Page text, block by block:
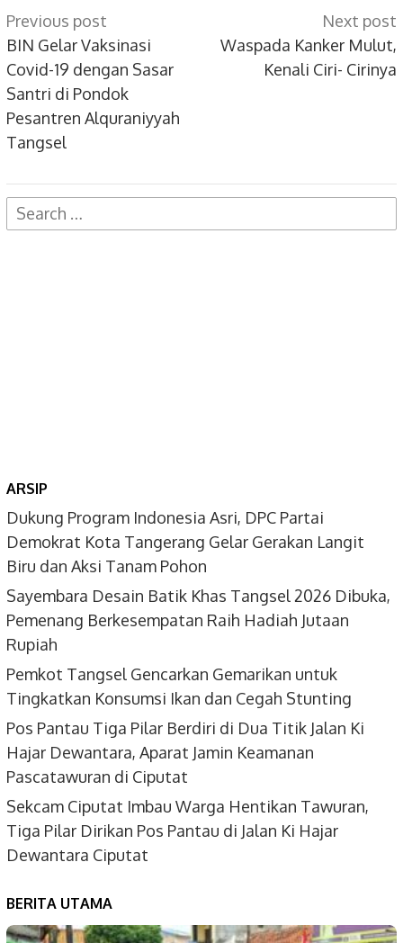
Post
navigation
Previous post
BIN Gelar Vaksinasi
Covid-19 dengan Sasar
Santri di Pondok
Pesantren Alquraniyyah
Tangsel
Next post
Waspada Kanker Mulut,
Kenali Ciri- Cirinya
Search
for:
ARSIP
Dukung Program Indonesia Asri, DPC Partai
Demokrat Kota Tangerang Gelar Gerakan Langit
Biru dan Aksi Tanam Pohon
Sayembara Desain Batik Khas Tangsel 2026 Dibuka,
Pemenang Berkesempatan Raih Hadiah Jutaan
Rupiah
Pemkot Tangsel Gencarkan Gemarikan untuk
Tingkatkan Konsumsi Ikan dan Cegah Stunting
Pos Pantau Tiga Pilar Berdiri di Dua Titik Jalan Ki
Hajar Dewantara, Aparat Jamin Keamanan
Pascatawuran di Ciputat
Sekcam Ciputat Imbau Warga Hentikan Tawuran,
Tiga Pilar Dirikan Pos Pantau di Jalan Ki Hajar
Dewantara Ciputat
BERITA UTAMA